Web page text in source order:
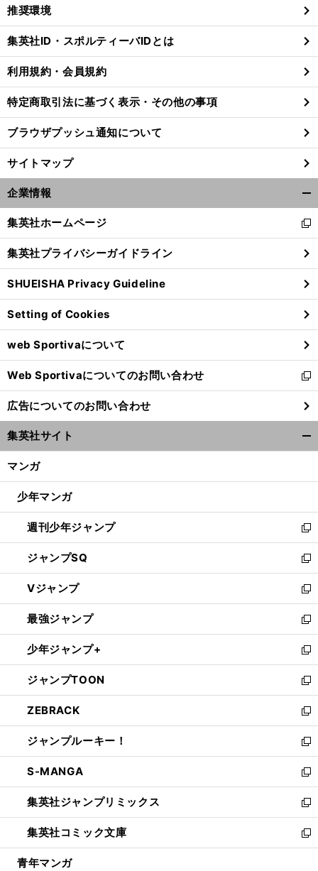
閉
る
推奨環境
集英社ID・スポルティーバIDとは
利用規約・会員規約
特定商取引法に基づく表示・その他の事項
ブラウザプッシュ通知について
サイトマップ
企業情報
閉
る
集英社ホームページ
新
し
い
ウ
ィ
ン
ド
ウ
で
開
く
集英社プライバシーガイドライン
SHUEISHA Privacy Guideline
Setting of Cookies
web Sportivaについて
Web Sportivaについてのお問い合わせ
新
し
い
ウ
ィ
ン
ウ
開
く
広告についてのお問い合わせ
集英社サイト
マンガ
少年マンガ
週刊少年ジャンプ
新
し
い
ウ
ィ
ン
ド
ウ
で
開
く
ジャンプSQ
新
し
い
ウ
ィ
ン
ド
ウ
で
開
く
Vジャンプ
新
し
い
ウ
ィ
ン
ド
ウ
で
開
く
最強ジャンプ
新
し
い
ウ
ィ
ン
ド
ウ
で
開
く
少年ジャンプ+
新
し
い
ウ
ィ
ン
ド
ウ
で
開
く
ジャンプTOON
新
し
い
ウ
ィ
ン
ド
ウ
で
開
く
ZEBRACK
新
し
い
ウ
ィ
ン
ド
ウ
で
開
ジャンプルーキー！
新
し
い
ウ
ィ
ン
ド
ウ
S-MANGA
新
し
い
ウ
ィ
ン
集英社ジャンプリミックス
新
し
い
ウ
集英社コミック文庫
新
し
青年マンガ